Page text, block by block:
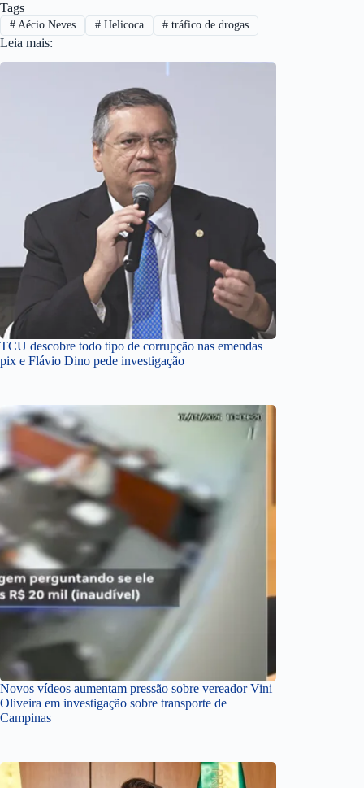
Tags
#Aécio Neves #Helicoca # tráfico de drogas
Leia mais:
TCU descobre todo tipo de corrupção nas emendas
pix e Flávio Dino pede investigação
Novos vídeos aumentam pressão sobre vereador Vini
Oliveira em investigação sobre transporte de
Campinas